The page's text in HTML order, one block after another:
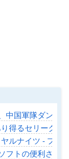
中国軍隊ダンス
得るセリーグ
ルナイツ - フ
フトの便利さ